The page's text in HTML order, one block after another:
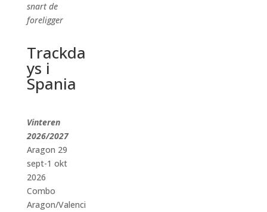
snart de
foreligger
Trackda
ys i
Spania
Vinteren
2026/2027
Aragon 29
sept-1 okt
2026
Combo
Aragon/Valenci